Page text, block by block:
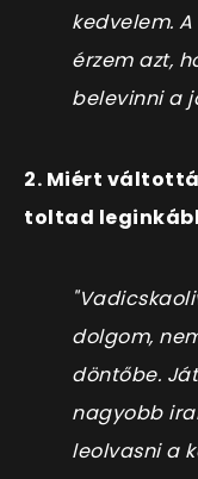
kedvelem.
érzem azt,
belevinni a
2. Miért
toltad
dolgom,
döntőbe.
nagyobb
leolvasni a